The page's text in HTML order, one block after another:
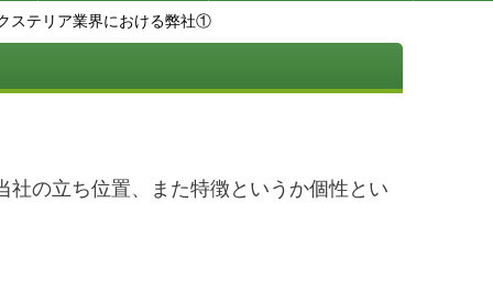
ステリア業界における弊社①
の立ち位置、また特徴というか個性とい